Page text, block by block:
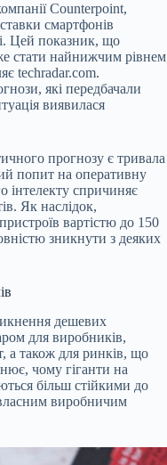
Counterpoint,
смартфонів
Цей показник, що
стати найнижчим рівнем
techradar.com.
які передбачали
виявилася
прогнозу є тривала
попит на оперативну
інтелекту спричиняє
Як наслідок,
вартістю до 150
зникнути з деяких
дешевих
для виробників,
а також для ринків, що
чому гіганти на
більш стійкими до
виробничим